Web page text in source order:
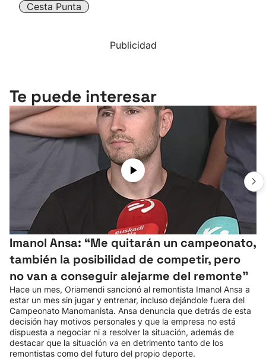
Cesta Punta
Publicidad
Te puede interesar
Imanol Ansa: “Me quitarán un campeonato,
también la posibilidad de competir, pero
no van a conseguir alejarme del remonte"
Hace un mes, Oriamendi sancionó al remontista Imanol Ansa a
estar un mes sin jugar y entrenar, incluso dejándole fuera del
Campeonato Manomanista. Ansa denuncia que detrás de esta
decisión hay motivos personales y que la empresa no está
dispuesta a negociar ni a resolver la situación, además de
destacar que la situación va en detrimento tanto de los
remontistas como del futuro del propio deporte.